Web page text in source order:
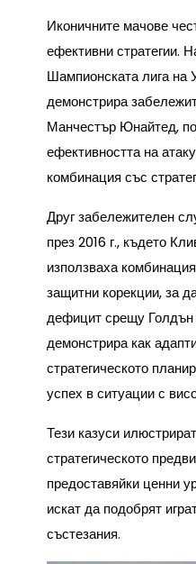
Иконичните мачове
ефективни стратегии.
Шампионската лига на
демонстрира
Манчестър Юнайтед,
ефективността на
комбинация със
Друг забележителен
през 2016 г., където
използваха
защитни корекции, за
дефицит срещу Голдън
демонстрира как
стратегическото
успех в ситуации с
Тези казуси
стратегическото
предоставяйки ценни
искат да подобрят
състезания.